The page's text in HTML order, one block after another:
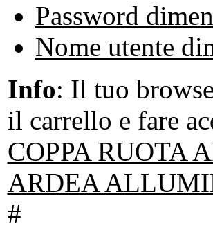
Password
Nome utente
Info: Il tuo
il carrello e fare
COPPA RUOTA
ARDEA
#